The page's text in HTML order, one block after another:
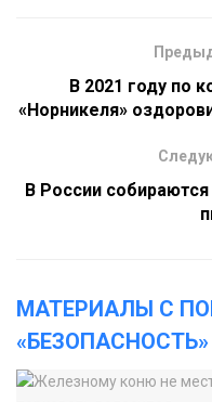
В 2021 году по
«Норникеля»
В России
МАТЕРИАЛЫ С
«БЕЗОПАСНОСТЬ»